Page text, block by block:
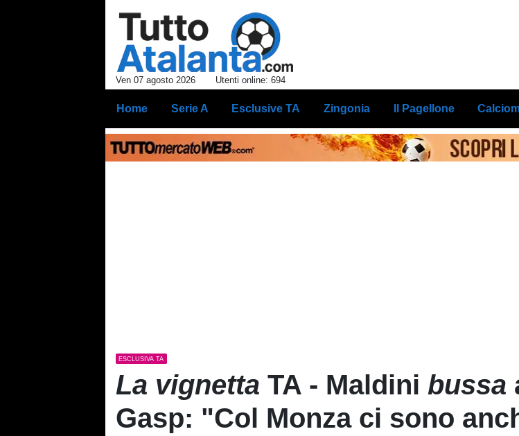
Ven 07 agosto 2026 Utenti online: 694
Home Serie A Esclusive TA Zingonia Il Pagellone
ESCLUSIVA TA
La vignetta TA - Maldini bussa
Gasp: "Col Monza ci sono